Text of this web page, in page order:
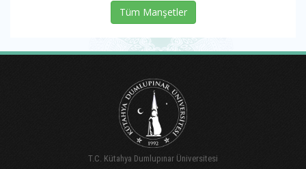
Tüm Manşetler
T.C. Kütahya Dumlupınar Üniversitesi